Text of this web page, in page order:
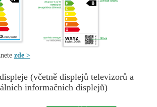
zde >
(včetně displejů televizorů a
informačních displejů)